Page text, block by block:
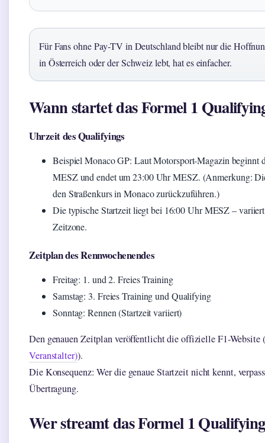
Für Fans ohne Pay-TV in Deutschland bleibt nur die
in Österreich oder der Schweiz lebt, hat es einfacher.
Wann startet das Formel 1
Uhrzeit des Qualifyings
Beispiel Monaco GP: Laut Motorsport-Magazin beginnt
MESZ und endet um 23:00 Uhr MESZ. (Anmerkung:
den Straßenkurs in Monaco zurückzuführen.)
Die typische Startzeit liegt bei 16:00 Uhr MESZ –
Zeitzone.
Zeitplan des Rennwochenendes
Freitag: 1. und 2. Freies Training
Samstag: 3. Freies Training und Qualifying
Sonntag: Rennen (Startzeit variiert)
Den genauen Zeitplan veröffentlicht die offizielle F1-Website (
Veranstalter)).
Die Konsequenz: Wer die genaue Startzeit nicht kennt,
Übertragung.
Wer streamt das Formel 1